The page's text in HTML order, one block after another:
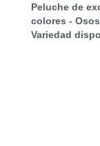
Peluche de
colores -
Variedad